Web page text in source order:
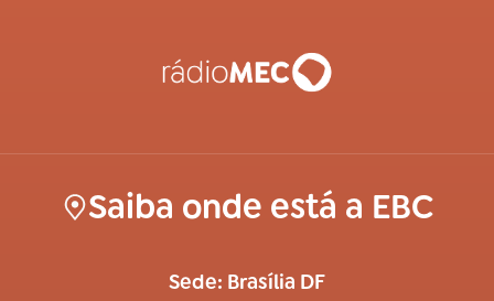
Saiba onde está a EBC
Sede: Brasília DF